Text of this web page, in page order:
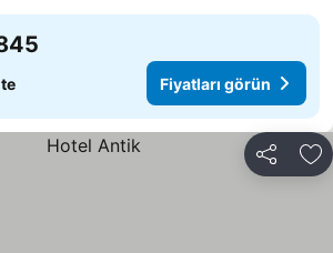
Fiyatları görün
Paylaş